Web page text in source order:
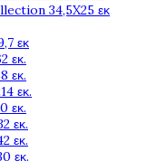
34,5X25 εκ
εκ
εκ.
εκ.
εκ.
εκ.
εκ.
εκ.
εκ.